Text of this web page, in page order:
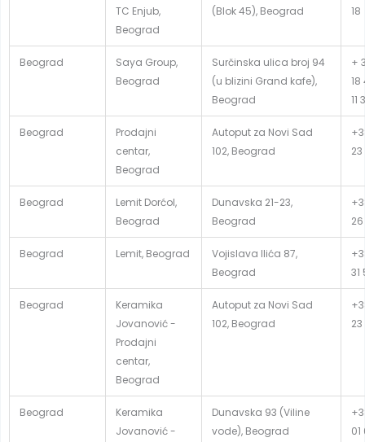
TC Enjub,
Beograd
(Blok 45), Beograd
18
Beograd
Saya Group,
Beograd
Surčinska ulica broj 94
(u blizini Grand kafe),
Beograd
+
18
11
Beograd
Prodajni
centar,
Beograd
Autoput za Novi Sad
102, Beograd
23
Beograd
Lemit Dorćol,
Beograd
Dunavska 21-23,
Beograd
Beograd Lemit, Beograd
Vojislava Ilića 87,
Beograd
31
Beograd
Keramika
Jovanović -
Prodajni
centar,
Beograd
Autoput za Novi Sad
102, Beograd
23
Beograd
Keramika
Jovanović -
Dunavska 93 (Viline
vode), Beograd
01